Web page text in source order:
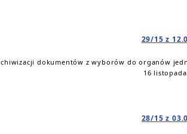
29/15 z
dokumentów z wyborów do organów
16
28/15 z